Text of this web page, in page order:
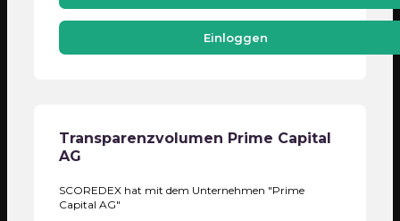
Einloggen
Transparenzvolumen Prime Capital
AG
SCOREDEX hat mit dem Unternehmen "Prime
Capital AG"